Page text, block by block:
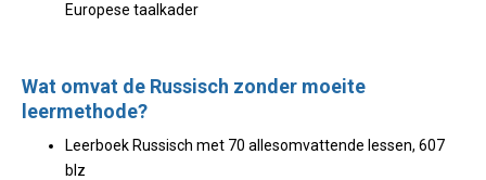
Europese taalkader
Wat omvat de Russisch zonder moeite
leermethode?
Leerboek Russisch met 70 allesomvattende lessen, 607
blz